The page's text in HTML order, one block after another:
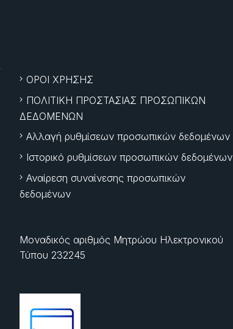
ΟΡΟΙ ΧΡΗΣΗΣ
ΠΟΛΙΤΙΚΗ ΠΡΟΣΤΑΣΙΑΣ ΠΡΟΣΩΠΙΚΩΝ
ΔΕΔΟΜΕΝΩΝ
Αλλαγή ρυθμίσεων προσωπικών δεδομένων
Ιστορικό ρυθμίσεων προσωπικών δεδομένων
Αναίρεση συναίνεσης προσωπικών
δεδομένων
Μοναδικός αριθμός Μητρώου Ηλεκτρονικού
Τύπου 232245